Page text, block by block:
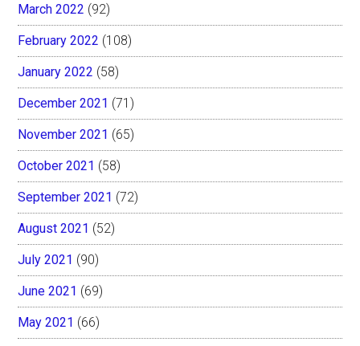
March 2022 (92)
February 2022 (108)
January 2022 (58)
December 2021 (71)
November 2021 (65)
October 2021 (58)
September 2021 (72)
August 2021 (52)
July 2021 (90)
June 2021 (69)
May 2021 (66)